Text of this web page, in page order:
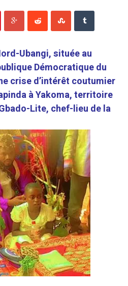
Ubangi, située au
Démocratique du
crise d’intérêt coutumier
à Yakoma, territoire
Lite, chef-lieu de la